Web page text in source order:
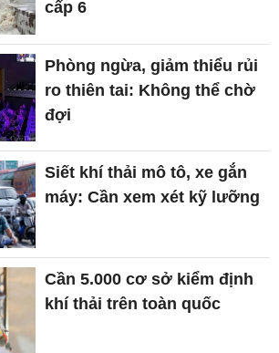
cấp 6
Phòng ngừa, giảm thiểu rủi
ro thiên tai: Không thể chờ
đợi
Siết khí thải mô tô, xe gắn
máy: Cần xem xét kỹ lưỡng
Cần 5.000 cơ sở kiểm định
khí thải trên toàn quốc